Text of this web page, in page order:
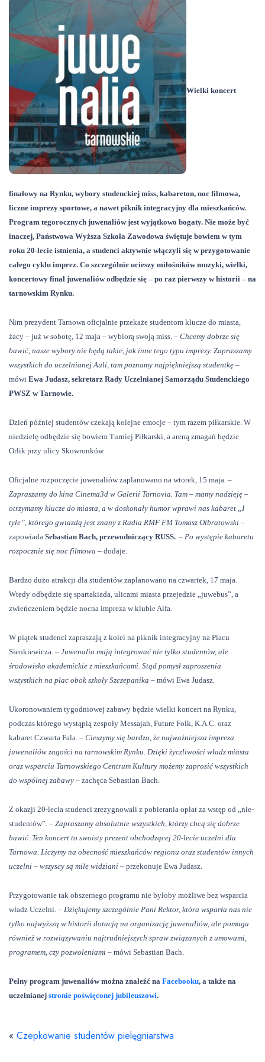
Wielki koncert
finałowy na Rynku, wybory studenckiej miss, kabareton, noc filmowa,
liczne imprezy sportowe, a nawet piknik integracyjny dla mieszkańców.
Program tegorocznych juwenaliów jest wyjątkowo bogaty. Nie może być
inaczej, Państwowa Wyższa Szkoła Zawodowa świętuje bowiem w tym
roku 20-lecie istnienia, a studenci aktywnie włączyli się w przygotowanie
całego cyklu imprez. Co szczególnie ucieszy miłośników muzyki, wielki,
koncertowy finał juwenaliów odbędzie się – po raz pierwszy w historii – na
tarnowskim Rynku.
Nim prezydent Tarnowa oficjalnie przekaże studentom klucze do miasta,
żacy – już w sobotę, 12 maja – wybiorą swoją miss. – Chcemy dobrze się
bawić, nasze wybory nie będą takie, jak inne tego typu imprezy. Zapraszamy
wszystkich do uczelnianej Auli, tam poznamy najpiękniejszą studentkę –
mówi Ewa Judasz, sekretarz Rady Uczelnianej Samorządu Studenckiego
PWSZ w Tarnowie.
Dzień później studentów czekają kolejne emocje – tym razem piłkarskie. W
niedzielę odbędzie się bowiem Turniej Piłkarski, a areną zmagań będzie
Orlik przy ulicy Skowronków.
Oficjalne rozpoczęcie juwenaliów zaplanowano na wtorek, 15 maja. –
Zapraszamy do kina Cinema3d w Galerii Tarnovia. Tam – mamy nadzieję –
otrzymamy klucze do miasta, a w doskonały humor wprawi nas kabaret „I
tyle”, którego gwiazdą jest znany z Radia RMF FM Tomasz Olbratowski –
zapowiada Sebastian Bach, przewodniczący RUSS. – Po występie kabaretu
rozpocznie się noc filmowa – dodaje.
Bardzo dużo atrakcji dla studentów zaplanowano na czwartek, 17 maja.
Wtedy odbędzie się spartakiada, ulicami miasta przejedzie „juwebus”, a
zwieńczeniem będzie nocna impreza w klubie Alfa.
W piątek studenci zapraszają z kolei na piknik integracyjny na Placu
Sienkiewicza. – Juwenalia mają integrować nie tylko studentów, ale
środowisko akademickie z mieszkańcami. Stąd pomysł zaproszenia
wszystkich na plac obok szkoły Szczepanika – mówi Ewa Judasz.
Ukoronowaniem tygodniowej zabawy będzie wielki koncert na Rynku,
podczas którego wystąpią zespoły Messajah, Future Folk, K.A.C. oraz
kabaret Czwarta Fala. – Cieszymy się bardzo, że najważniejsza impreza
juwenaliów zagości na tarnowskim Rynku. Dzięki życzliwości władz miasta
oraz wsparciu Tarnowskiego Centrum Kultury możemy zaprosić wszystkich
do wspólnej zabawy – zachęca Sebastian Bach.
Z okazji 20-lecia studenci zrezygnowali z pobierania opłat za wstęp od „nie-
studentów”. – Zapraszamy absolutnie wszystkich, którzy chcą się dobrze
bawić. Ten koncert to swoisty prezent obchodzącej 20-lecie uczelni dla
Tarnowa. Liczymy na obecność mieszkańców regionu oraz studentów innych
uczelni – wszyscy są mile widziani – przekonuje Ewa Judasz.
Przygotowanie tak obszernego programu nie byłoby możliwe bez wsparcia
władz Uczelni. – Dziękujemy szczególnie Pani Rektor, która wsparła nas nie
tylko najwyższą w historii dotacją na organizację juwenaliów, ale pomaga
również w rozwiązywaniu najtrudniejszych spraw związanych z umowami,
programem, czy pozwoleniami – mówi Sebastian Bach.
Pełny program juwenaliów można znaleźć na Facebooku, a także na
uczelnianej stronie poświęconej jubileuszowi.
« Czepkowanie studentów pielęgniarstwa